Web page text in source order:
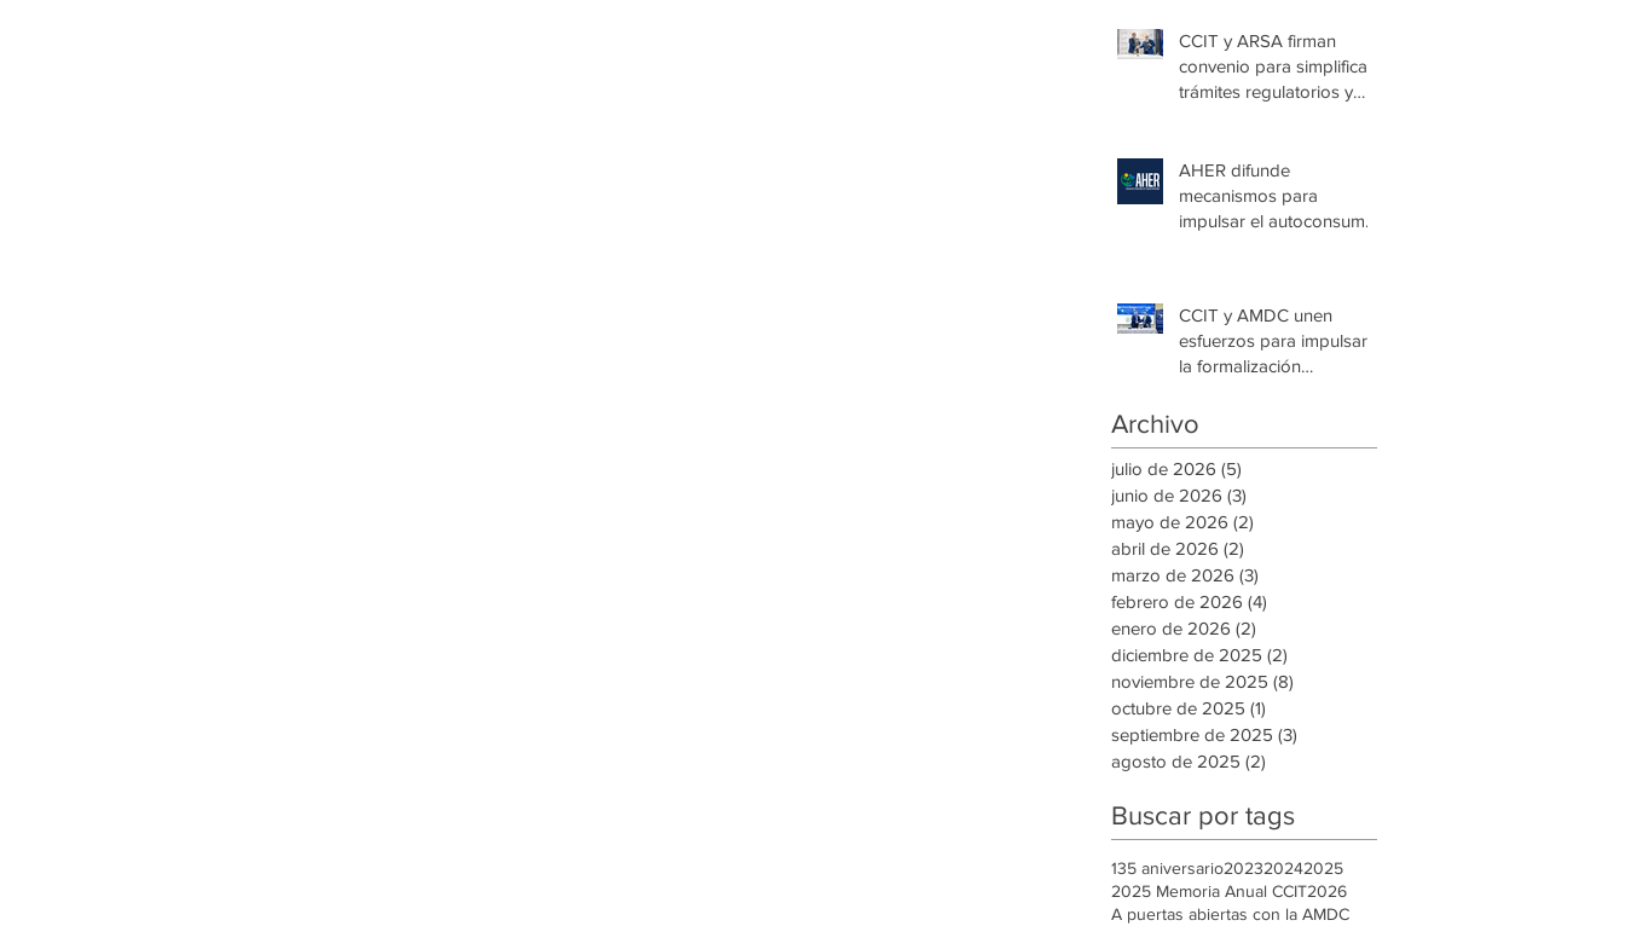
CCIT y ARSA firman
convenio para simplificar
trámites regulatorios y
AHER difunde
mecanismos para
impulsar el autoconsumo
CCIT y AMDC unen
esfuerzos para impulsar
la formalización
nuevas oportunidades de
empleo en la capital
Archivo
julio de 2026 (5)
junio de 2026 (3)
mayo de 2026 (2)
abril de 2026 (2)
marzo de 2026 (3)
febrero de 2026 (4)
enero de 2026 (2)
diciembre de 2025 (2)
noviembre de 2025 (8)
octubre de 2025 (1)
septiembre de 2025 (3)
agosto de 2025 (2)
Buscar por tags
135 aniversario202320242025
2025 Memoria Anual CCIT2026
A puertas abiertas con la AMDC